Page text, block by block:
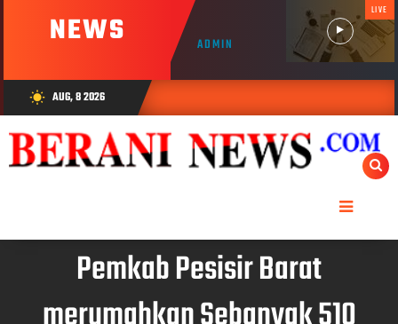
NEWS ADMIN
LIVE
wb_sunny AUG, 8 2026
Pemkab Pesisir Barat